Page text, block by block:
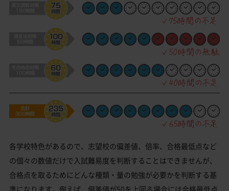
各学校特色があるので、志望校の偏差値、倍率、合格最低点など
の個々の数値だけで入試難易度を判断することはできませんが、
合格点を取るためにどんな種類・量の勉強が必要かを判断する基
準になります。例えば、偏差値が50を上回る場合には合格最低点